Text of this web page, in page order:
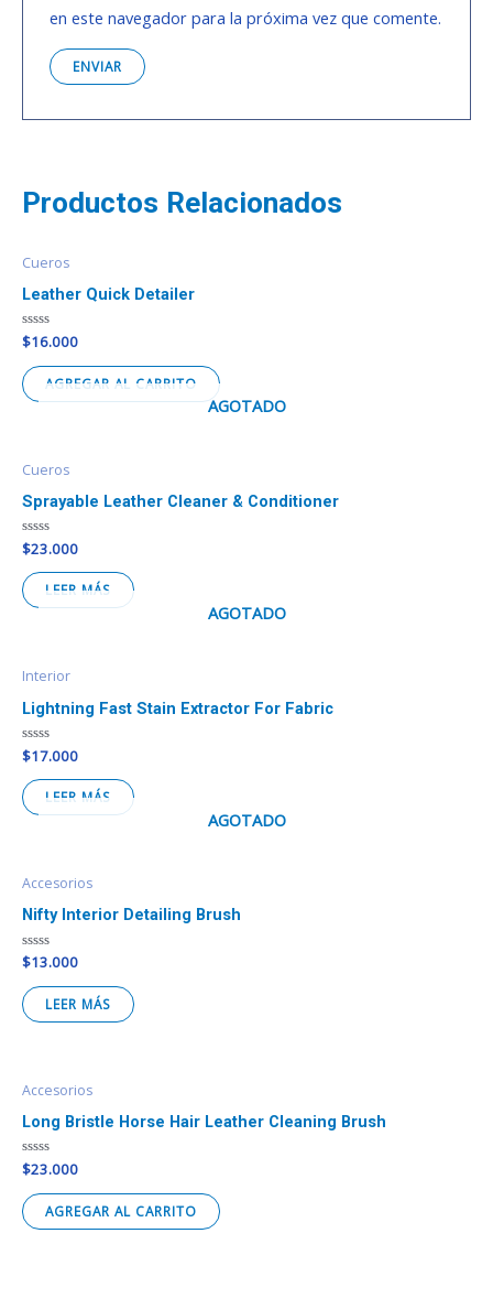
en este navegador para la próxima vez que comente.
Productos Relacionados
Cueros
Leather Quick Detailer
Valorado
en
0
de
5
$16.000
AGREGAR AL CARRITO
AGOTADO
Cueros
Sprayable Leather Cleaner & Conditioner
Valorado
en
0
de
5
$23.000
LEER MÁS
AGOTADO
Interior
Lightning Fast Stain Extractor For Fabric
Valorado
en
0
de
5
$17.000
LEER MÁS
AGOTADO
Accesorios
Nifty Interior Detailing Brush
Valorado
en
0
de
5
$13.000
LEER MÁS
Accesorios
Long Bristle Horse Hair Leather Cleaning Brush
Valorado
en
0
de
5
$23.000
AGREGAR AL CARRITO